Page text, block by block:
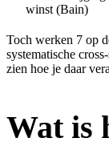
winst (Bain)
Toch werken 7 op
systematische
zien hoe je daar
Wat is